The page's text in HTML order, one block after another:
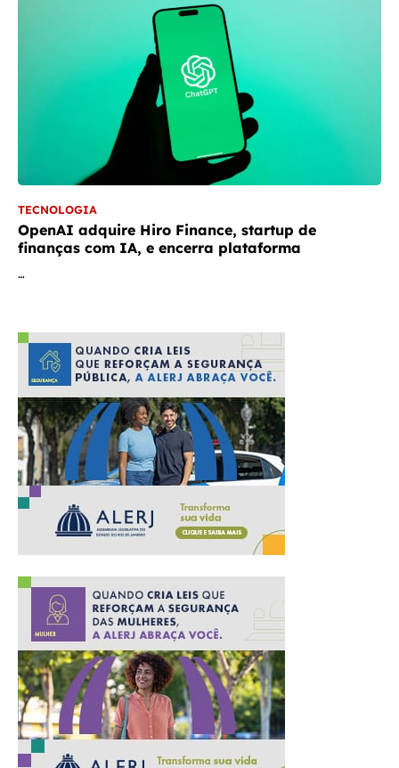
TECNOLOGIA
OpenAI adquire Hiro Finance, startup de
finanças com IA, e encerra plataforma
…